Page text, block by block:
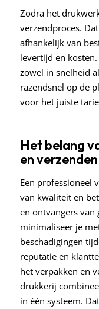
Zodra het
verzendproces.
afhankelijk van
levertijd en
zowel in snelheid
razendsnel op de
voor het juiste
Het belang
en verzenden
Een professioneel
van kwaliteit en
en ontvangers van
minimaliseer je
beschadigingen
reputatie en
het verpakken en
drukkerij
in één systeem.